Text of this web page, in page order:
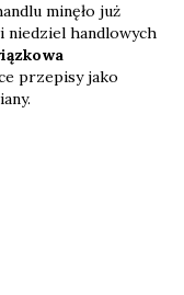
minęło już
niedziel handlowych
przepisy jako